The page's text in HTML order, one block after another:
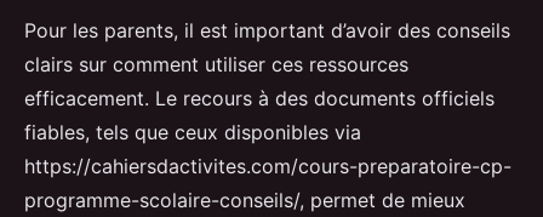
Pour les parents, il est important d’avoir des conseils
clairs sur comment utiliser ces ressources
efficacement. Le recours à des documents officiels
fiables, tels que ceux disponibles via
https://cahiersdactivites.com/cours-preparatoire-cp-
programme-scolaire-conseils/, permet de mieux